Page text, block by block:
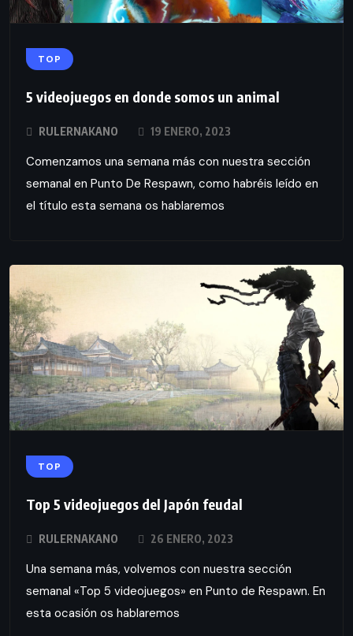
TOP
5 videojuegos en donde somos un animal
RULERNAKANO 19 ENERO, 2023
Comenzamos una semana más con nuestra sección
semanal en Punto De Respawn, como habréis leído en
el título esta semana os hablaremos
TOP
Top 5 videojuegos del Japón feudal
RULERNAKANO 26 ENERO, 2023
Una semana más, volvemos con nuestra sección
semanal «Top 5 videojuegos» en Punto de Respawn. En
esta ocasión os hablaremos